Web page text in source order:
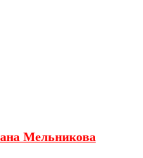
Мельникова